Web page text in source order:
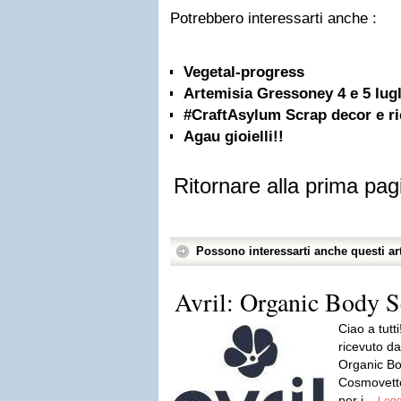
Potrebbero interessarti anche :
Vegetal-progress
Artemisia Gressoney 4 e 5
#CraftAsylum Scrap decor e
Agau gioielli!!
Ritornare alla prima
Possono interessarti anche questi
Avril: Organic Body
Ciao a
ricevuto
Organic